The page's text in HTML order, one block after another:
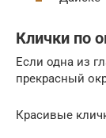
Клички по
Если одна из
прекрасный
Красивые